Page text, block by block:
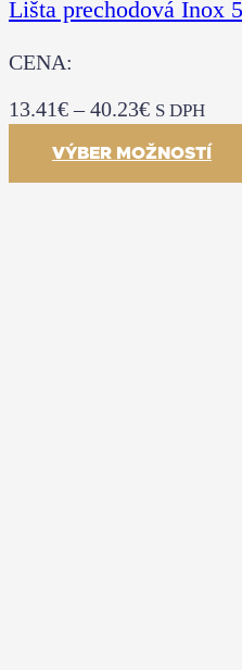
Lišta prechodová Inox
CENA:
13.41€–40.23€ S DPH
VÝBER MOŽNOSTÍ